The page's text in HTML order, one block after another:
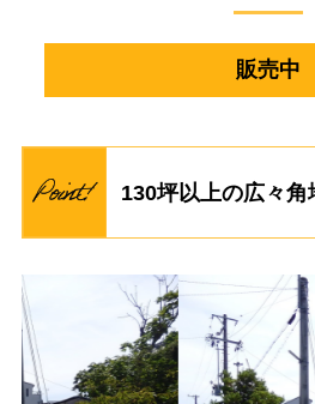
販売中
130坪以上の広々角